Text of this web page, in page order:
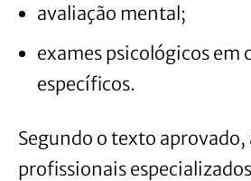
avaliação mental;
exames psicológicos em
específicos.
Segundo o texto aprovado,
profissionais